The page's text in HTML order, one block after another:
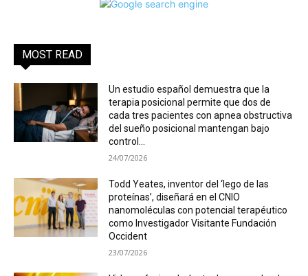
MOST READ
Un estudio español demuestra que la
terapia posicional permite que dos de
cada tres pacientes con apnea obstructiva
del sueño posicional mantengan bajo
control...
24/07/2026
Todd Yeates, inventor del ‘lego de las
proteínas’, diseñará en el CNIO
nanomoléculas con potencial terapéutico
como Investigador Visitante Fundación
Occident
23/07/2026